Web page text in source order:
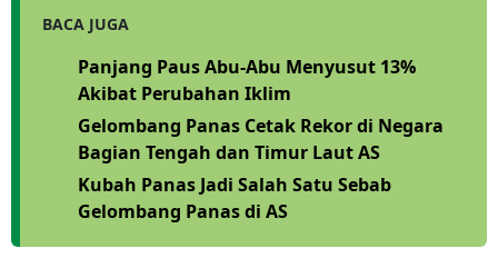
BACA JUGA
Panjang Paus Abu-Abu Menyusut 13%
Akibat Perubahan Iklim
Gelombang Panas Cetak Rekor di Negara
Bagian Tengah dan Timur Laut AS
Kubah Panas Jadi Salah Satu Sebab
Gelombang Panas di AS